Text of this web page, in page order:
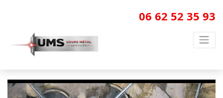
06 62 52 35 93